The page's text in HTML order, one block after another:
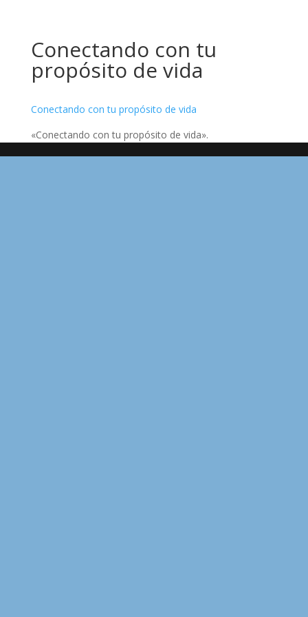
Conectando con tu
propósito de vida
Conectando con tu propósito de vida
«Conectando con tu propósito de vida».